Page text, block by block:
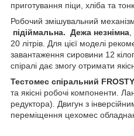
приготування піци, хліба та
Робочий змішувальний
підіймальна. Дежа незнімна,
20 літрів. Для цієї моделі
завантаження сировини 12
спіралі дає змогу отримати
Тестомес спіральний
та якісні робочі компоненти.
редуктора). Двигун з
переміщення цехомес